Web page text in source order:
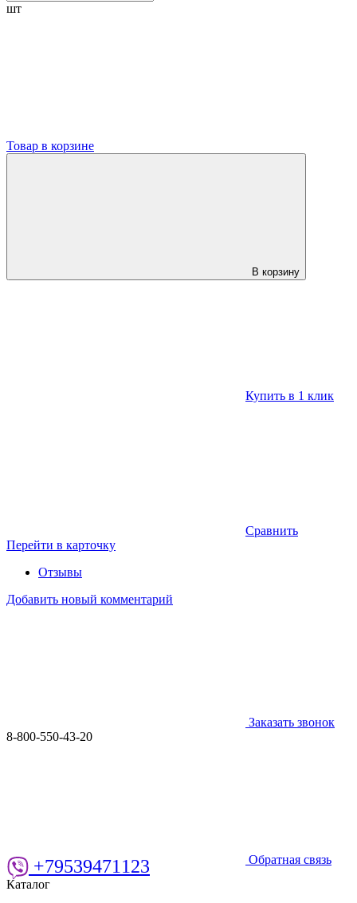
шт
Товар в корзине
В корзину
Купить в 1 клик
Сравнить
Перейти в карточку
Отзывы
Добавить новый комментарий
Заказать звонок
8-800-550-43-20
Обратная связь
+79539471123
Каталог